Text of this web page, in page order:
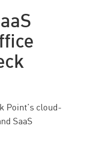
Point’s cloud-
SaaS